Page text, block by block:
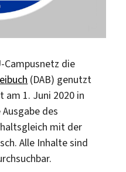
Campusnetz die
(DAB) genutzt
am 1. Juni 2020 in
des
mit der
Alle Inhalte sind